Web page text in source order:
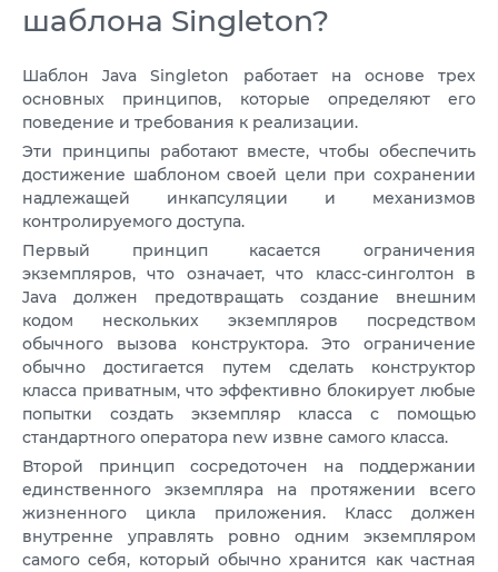
VPS ДЮСЕЛЬДОРФ
VPS ОАЭ
VPS ФРАНЦИЯ
VPS БОЛГАРИЯ
VPS КАНАДА
VPS ПОЛЬША
шаблона Singleton?
Шаблон Java Singleton работает на основе трех
основных принципов, которые определяют его
поведение и требования к реализации.
Эти принципы работают вместе, чтобы обеспечить
достижение шаблоном своей цели при сохранении
надлежащей инкапсуляции и механизмов
контролируемого доступа.
Первый принцип касается ограничения
экземпляров, что означает, что класс-синголтон в
Java должен предотвращать создание внешним
кодом нескольких экземпляров посредством
обычного вызова конструктора. Это ограничение
обычно достигается путем сделать конструктор
класса приватным, что эффективно блокирует любые
попытки создать экземпляр класса с помощью
стандартного оператора new извне самого класса.
Второй принцип сосредоточен на поддержании
единственного экземпляра на протяжении всего
жизненного цикла приложения. Класс должен
внутренне управлять ровно одним экземпляром
самого себя, который обычно хранится как частная